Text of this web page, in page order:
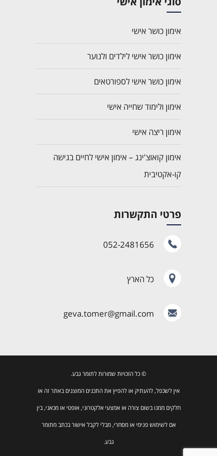
אימון כושר אישי
אימון כושר אישי לילדים ולנוער
אימון כושר אישי לספורטאים
אימון ולימוד שחייה אישי
אימון ריצה אישי
אימון קואוצ'ינג – אימון אישי לחיים בגישה
קו-אקטיבית
פרטי התקשרות
052-2481656
כל הארץ
geva.tomer@gmail.com
© כל הזכויות שמורות לתומר גבע.
אין לשכפל, להעתיק או להפיץ את התכנים המוצגים באתר זה או
חלקים ממנו בשום צורה או אמצעי אלקטרוני, אופטי או מכאני, בין
אם לשימוש פנימי או מסחרי, מבלי לקבל אישור בכתב מתומר
גבע.